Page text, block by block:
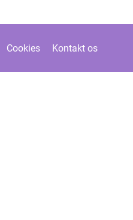
Cookies Kontakt os